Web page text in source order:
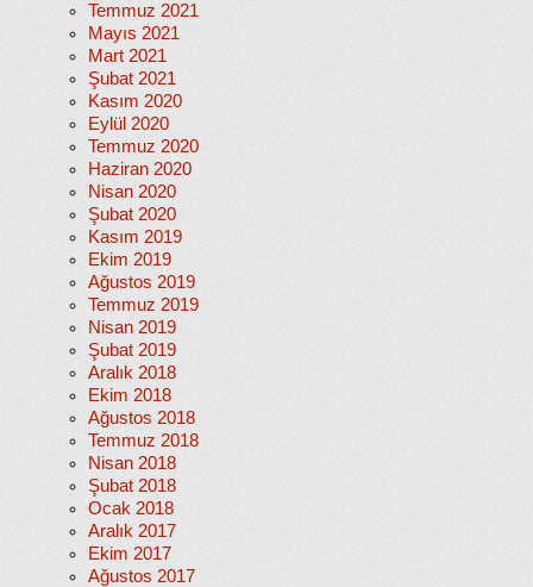
Temmuz 2021
Mayıs 2021
Mart 2021
Şubat 2021
Kasım 2020
Eylül 2020
Temmuz 2020
Haziran 2020
Nisan 2020
Şubat 2020
Kasım 2019
Ekim 2019
Ağustos 2019
Temmuz 2019
Nisan 2019
Şubat 2019
Aralık 2018
Ekim 2018
Ağustos 2018
Temmuz 2018
Nisan 2018
Şubat 2018
Ocak 2018
Aralık 2017
Ekim 2017
Ağustos 2017